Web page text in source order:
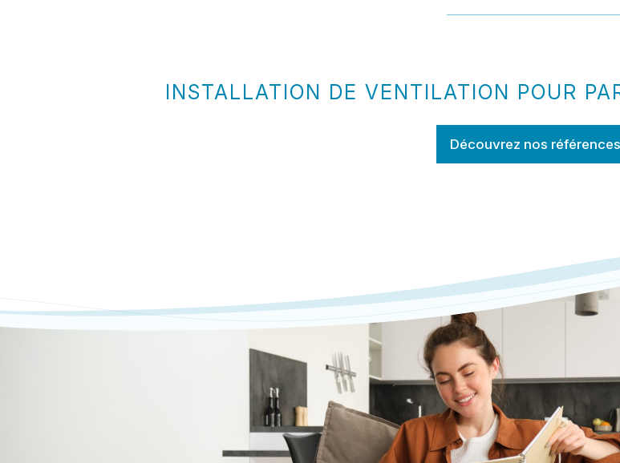
INSTALLATION DE VENTILATION POUR
Découvrez nos références